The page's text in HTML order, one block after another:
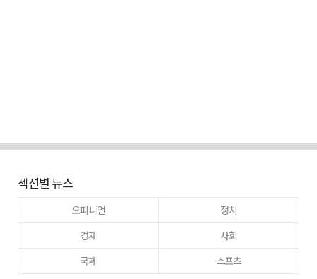
섹션별 뉴스
오피니언
정치
경제
사회
국제
스포츠